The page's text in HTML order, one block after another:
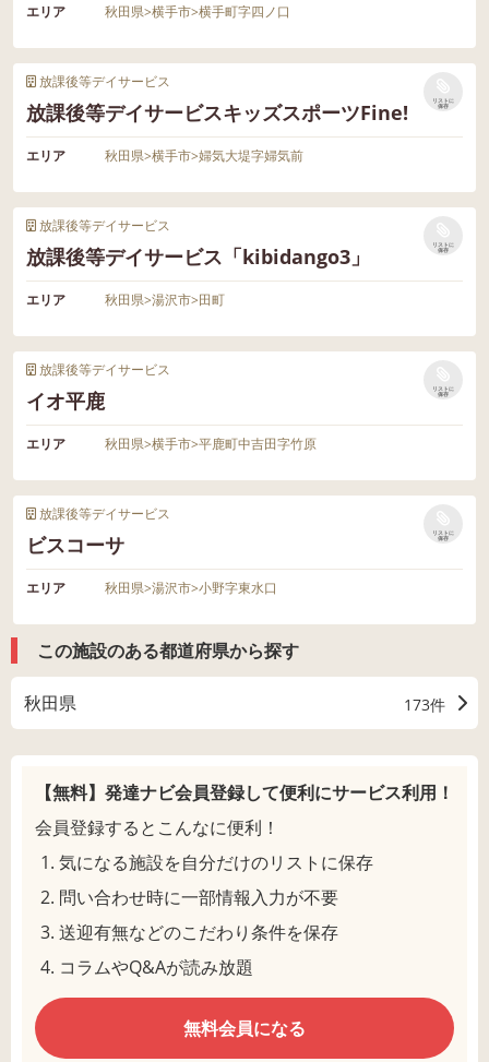
エリア 秋田県>横手市>横手町字四ノ口
放課後等デイサービス
放課後等デイサービスキッズスポーツFine!
リストに
保存
エリア 秋田県>横手市>婦気大堤字婦気前
放課後等デイサービス
放課後等デイサービス「kibidango3」
リストに
保存
エリア 秋田県>湯沢市>田町
放課後等デイサービス
イオ平鹿
リストに
保存
エリア 秋田県>横手市>平鹿町中吉田字竹原
放課後等デイサービス
ビスコーサ
リストに
保存
エリア 秋田県>湯沢市>小野字東水口
この施設のある都道府県から探す
秋田県 173件
【無料】発達ナビ会員登録して便利にサービス利用！
会員登録するとこんなに便利！
気になる施設を自分だけのリストに保存
問い合わせ時に一部情報入力が不要
送迎有無などのこだわり条件を保存
コラムやQ&Aが読み放題
無料会員になる